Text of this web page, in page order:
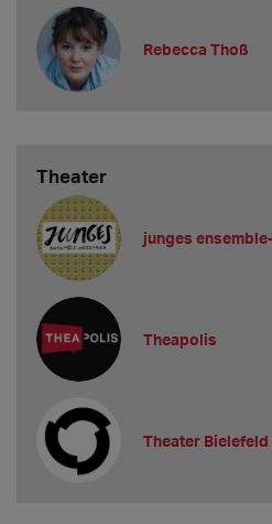
Rebecca Thoß
Theater
junges
Theapolis
Theater Bielefeld